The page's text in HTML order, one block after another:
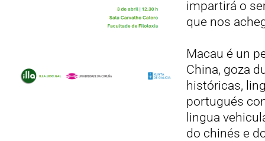
impartirá o
que nos
Macau é un
China, goza
históricas,
portugués
lingua
do chinés e